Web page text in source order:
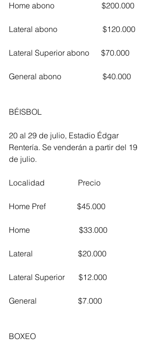
Home abono                        $200.000
Lateral abono                       $120.000
Lateral Superior abono      $70.000
General abono                     $40.000
BÉISBOL
20 al 29 de julio, Estadio Édgar
Rentería. Se venderán a partir del 19
de julio.
Localidad                 Precio
Home Pref                $45.000
Home                         $33.000
Lateral                       $20.000
Lateral Superior       $12.000
General                     $7.000
BOXEO